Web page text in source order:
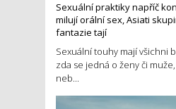
Sexuální praktiky napříč
milují orální sex, Asiati
fantazie tají
Sexuální touhy mají všichni
zda se jedná o ženy či
neb...